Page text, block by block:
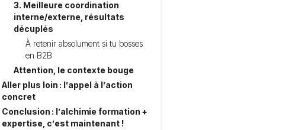
3. Meilleure coordination
interne/externe, résultats
décuplés
À retenir absolument si tu bosses
en B2B
Attention, le contexte bouge
Aller plus loin : l’appel à l’action
concret
Conclusion : l’alchimie formation +
expertise, c’est maintenant !